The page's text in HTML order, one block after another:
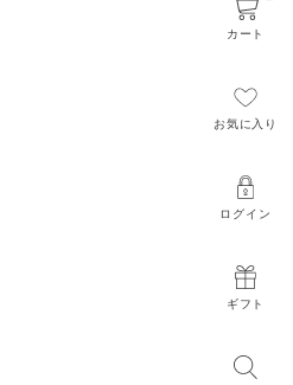
ギフト
ログイン
お気に入り
カート